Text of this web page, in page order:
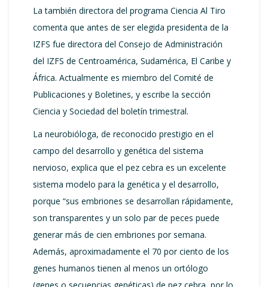
La también directora del programa Ciencia Al Tiro
comenta que antes de ser elegida presidenta de la
IZFS fue directora del Consejo de Administración
del IZFS de Centroamérica, Sudamérica, El Caribe y
África. Actualmente es miembro del Comité de
Publicaciones y Boletines, y escribe la sección
Ciencia y Sociedad del boletín trimestral.
La neurobióloga, de reconocido prestigio en el
campo del desarrollo y genética del sistema
nervioso, explica que el pez cebra es un excelente
sistema modelo para la genética y el desarrollo,
porque “sus embriones se desarrollan rápidamente,
son transparentes y un solo par de peces puede
generar más de cien embriones por semana.
Además, aproximadamente el 70 por ciento de los
genes humanos tienen al menos un ortólogo
(genes o secuencias genéticas) de pez cebra, por lo